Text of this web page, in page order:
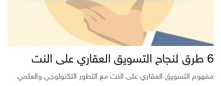
6 طرق لنجاح التسويق العقاري على النت
مفهوم التسويق العقاري على النت مع التطور التكنولوجي والعلمي